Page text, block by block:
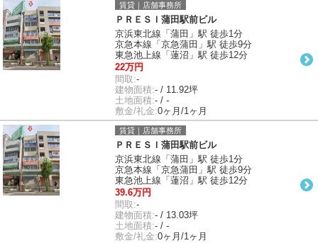
賃貸｜店舗事務所
ＰＲＥＳＩ蒲田駅前ビル
京浜東北線「蒲田」駅 徒歩1分
京急本線「京急蒲田」駅 徒歩9分
東急池上線「蓮沼」駅 徒歩12分
22万円
間取:-
建物面積:- / 11.92坪
土地面積:- / -
敷金/礼金:0ヶ月/1ヶ月
賃貸｜店舗事務所
ＰＲＥＳＩ蒲田駅前ビル
京浜東北線「蒲田」駅 徒歩1分
京急本線「京急蒲田」駅 徒歩9分
東急池上線「蓮沼」駅 徒歩12分
39.6万円
間取:-
建物面積:- / 13.03坪
土地面積:- / -
敷金/礼金:0ヶ月/1ヶ月